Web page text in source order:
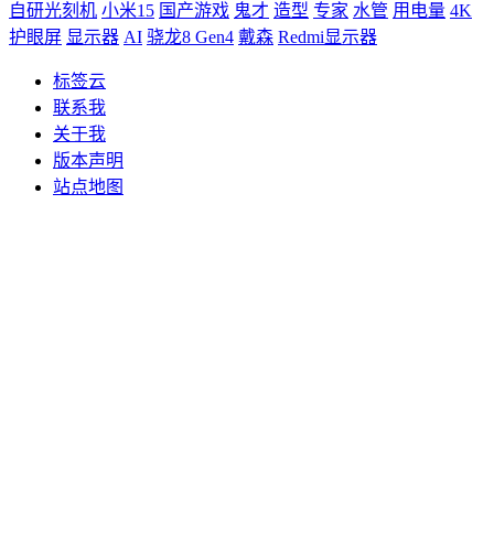
自研光刻机 小米15 国产游戏 鬼才 造型 专家 水管 用电量 4K
护眼屏 显示器 AI 骁龙8 Gen4 戴森 Redmi显示器
标签云
联系我
关于我
版本声明
站点地图